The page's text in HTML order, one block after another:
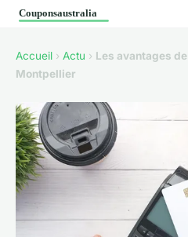
Accueil › Actu › Les avantages
Montpellier